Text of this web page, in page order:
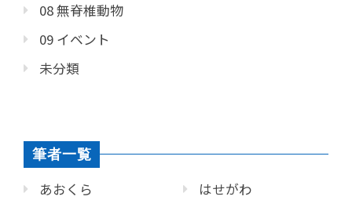
08 無脊椎動物
09 イベント
未分類
筆者一覧
あおくら
はせがわ